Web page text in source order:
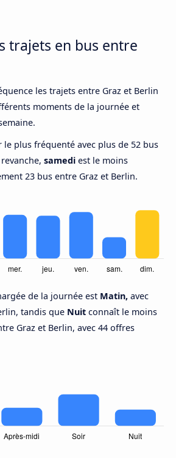
trajets en bus entre
les trajets entre Graz et Berlin
moments de la journée et
le plus fréquenté avec plus de 52 bus
samedi est le moins
23 bus entre Graz et Berlin.
de la journée est Matin, avec
tandis que Nuit connaît le moins
Graz et Berlin, avec 44 offres